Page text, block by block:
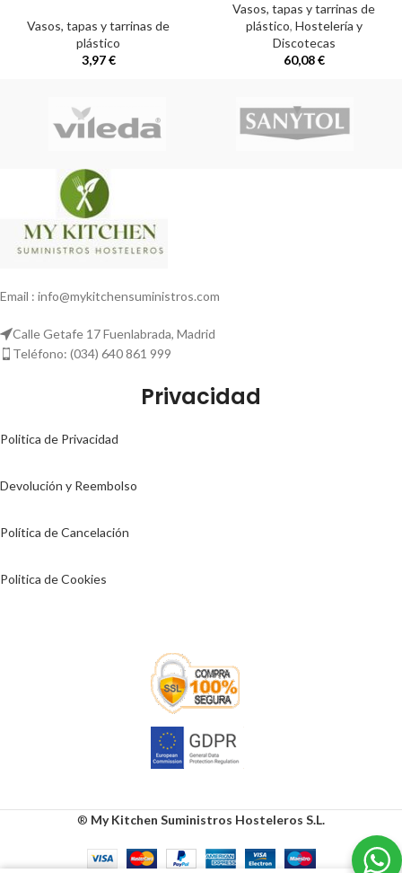
Vasos, tapas y tarrinas de
plástico
3,97€
Vasos, tapas y tarrinas de
plástico, Hostelería y
Discotecas
60,08€
Email : info@mykitchensuministros.com
Calle Getafe 17 Fuenlabrada, Madrid
Teléfono: (034) 640 861 999
Privacidad
Politica de Privacidad
Devolución y Reembolso
Política de Cancelación
Politica de Cookies
® My Kitchen Suministros Hosteleros S.L.